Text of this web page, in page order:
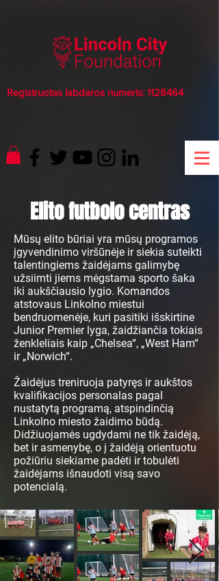
Registruotas labdaros numeris: 1128464
Elito futbolo centras
Mūsų elito būriai yra mūsų programos
įgyvendinimo viršūnėje ir siekia suteikti
talentingiems žaidėjams galimybę
užsiimti jiems mėgstama sporto šaka
iki aukščiausio lygio. Komandos
atstovaus Linkolno miestui
bendruomenėje, kuri pasitiki išskirtine
Junior Premier lyga, žaidžiančia tokiais
ženkleliais kaip „Chelsea“, „West Ham“
ir „Norwich“.
Žaidėjus treniruoja patyręs ir aukštos
kvalifikacijos personalas pagal
nustatytą programą, atspindinčią
Linkolno miesto žaidimo būdą.
Didžiuojamės ugdydami ne tik žaidėją,
bet ir asmenybę, o į žaidėją orientuotu
požiūriu siekiame padėti ir tobulėti
žaidėjams išnaudoti visą savo
potencialą.